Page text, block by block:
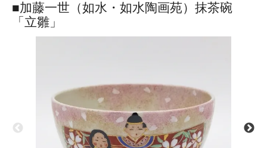
■加藤一世（如水・如水陶画苑）抹茶碗
「立雛」